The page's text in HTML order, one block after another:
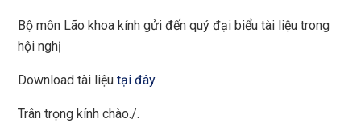
Bộ môn Lão khoa kính gửi đến quý đại biểu tài liệu trong
hội nghị
Download tài liệutại đây
Trân trọng kính chào./.